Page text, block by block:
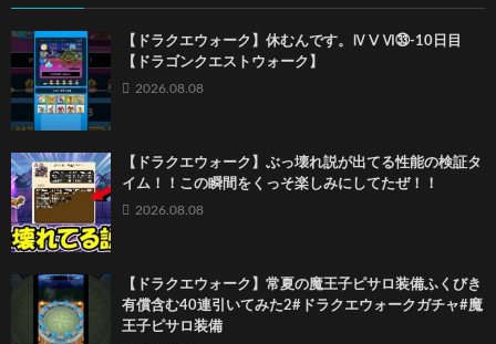
【ドラクエウォーク】休むんです。ⅣⅤⅥ㉝-10日目
【ドラゴンクエストウォーク】
2026.08.08
【ドラクエウォーク】ぶっ壊れ説が出てる性能の検証タ
イム！！この瞬間をくっそ楽しみにしてたぜ！！
2026.08.08
【ドラクエウォーク】常夏の魔王子ピサロ装備ふくびき
有償含む40連引いてみた2#ドラクエウォークガチャ#魔
王子ピサロ装備